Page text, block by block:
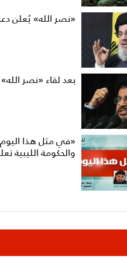
«نصر الله» يُعلن
بعد لقاء «نصر
والحكومة الليبية